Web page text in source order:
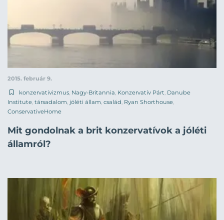
2015. február 9.
konzervativizmus, Nagy-Britannia, Konzervatív Párt, Danube
Institute, társadalom, jóléti állam, család, Ryan Shorthouse,
ConservativeHome
Mit gondolnak a brit konzervatívok a jóléti
államról?